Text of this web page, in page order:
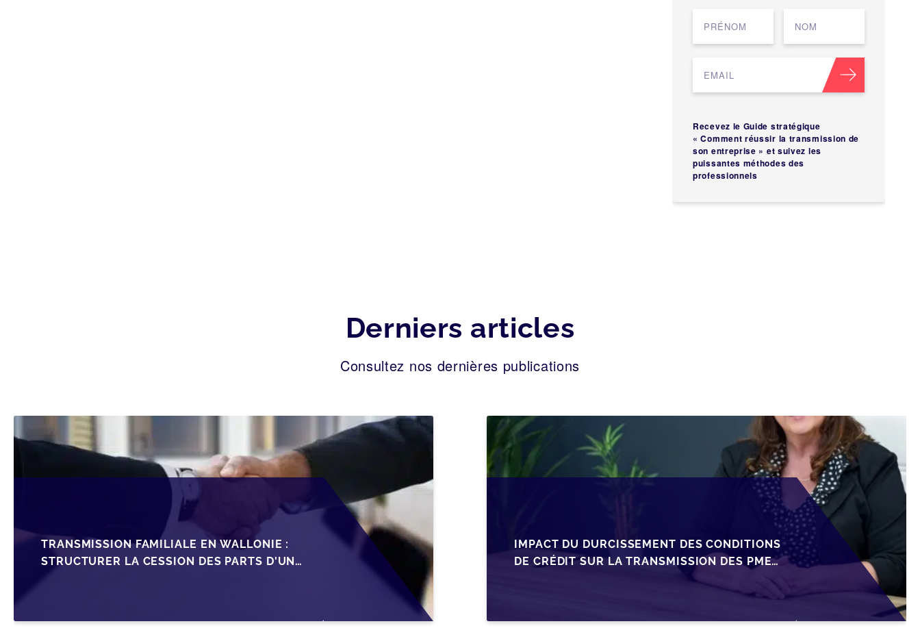
Recevez le Guide stratégique
« Comment réussir la transmission de
son entreprise » et suivez les
puissantes méthodes des
professionnels
Derniers articles
Consultez nos dernières publications
TRANSMISSION FAMILIALE EN WALLONIE :
STRUCTURER LA CESSION DES PARTS D'UNE
SRL
IMPACT DU DURCISSEMENT DES CONDITIONS
DE CRÉDIT SUR LA TRANSMISSION DES PME